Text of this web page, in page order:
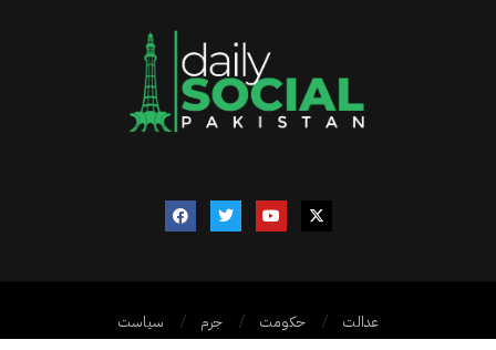
سیاست جرم حکومت عدالت